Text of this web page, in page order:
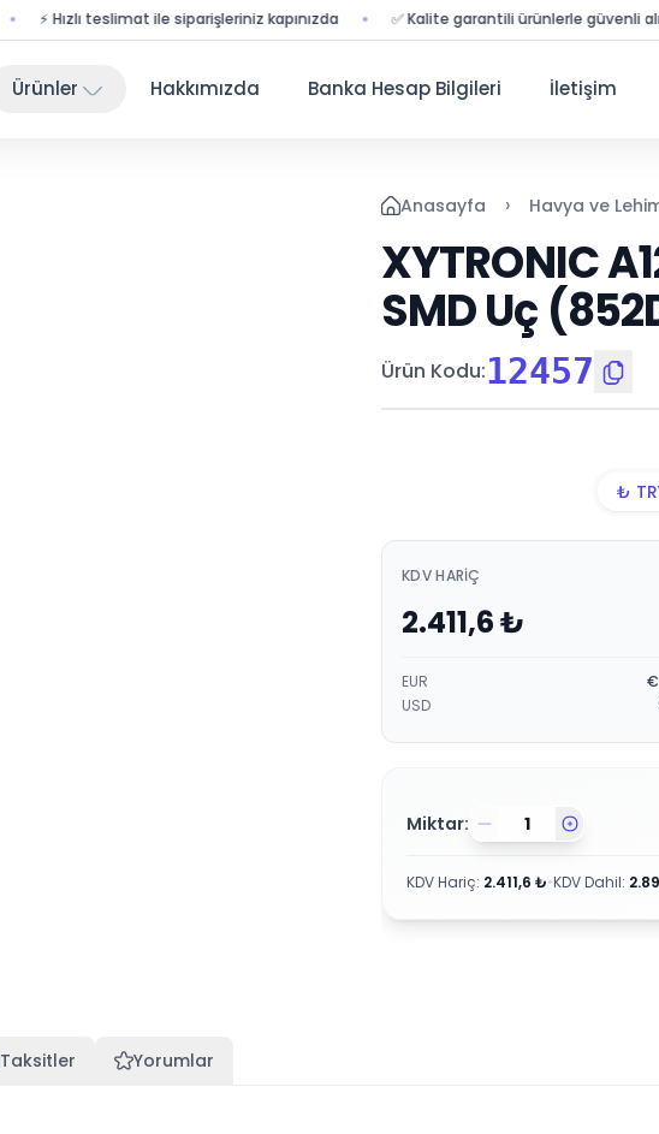
⚡ Hızlı teslimat ile siparişleriniz kapınızda ✅ Kalite garantili ürünlerle güvenli alışveriş
Ürünler Hakkımızda Banka Hesap Bilgileri İletişim
Anasayfa › Havya ve
XYTRONIC
SMD Uç
Ürün Kodu:12457
₺
KDV HARIÇ
2.411,6₺
EUR €
USD
Miktar:
KDV Hariç: 2.411,6 ₺•KDV Dahil:
Taksitler Yorumlar